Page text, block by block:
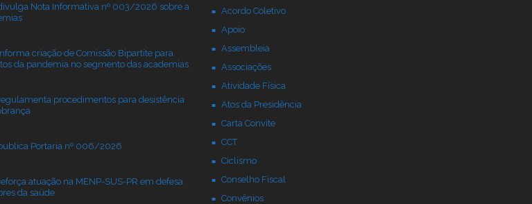
Nota Informativa nº 003/2026 sobre a
criação de Comissão Bipartite para
da pandemia no segmento das academias
procedimentos para desistência
publica Portaria nº 006/2026
atuação na MENP-SUS-PR em defesa
da saúde
Acordo Coletivo
Apoio
Assembleia
Associações
Atividade Física
Atos da Presidência
Carta Convite
CCT
Ciclismo
Conselho Fiscal
Convênios